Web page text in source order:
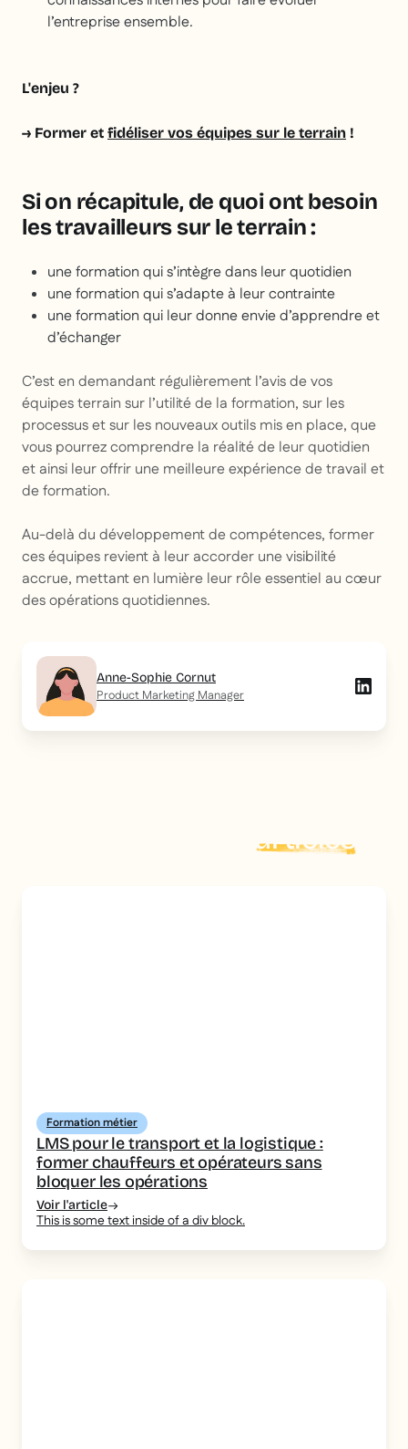
l’entreprise ensemble.
L'enjeu ?
→ Former et fidéliser vos équipes sur le terrain !
Si on récapitule, de quoi ont besoin
les travailleurs sur le terrain :
une formation qui s’intègre dans leur quotidien
une formation qui s’adapte à leur contrainte
une formation qui leur donne envie d’apprendre et
d’échanger
C’est en demandant régulièrement l’avis de vos
équipes terrain sur l’utilité de la formation, sur les
processus et sur les nouveaux outils mis en place, que
vous pourrez comprendre la réalité de leur quotidien
et ainsi leur offrir une meilleure expérience de travail et
de formation.
Au-delà du développement de compétences, former
ces équipes revient à leur accorder une visibilité
accrue, mettant en lumière leur rôle essentiel au cœur
des opérations quotidiennes.
Anne-Sophie Cornut
Product Marketing Manager
articles
Formation métier
LMS pour le transport et la logistique :
former chauffeurs et opérateurs sans
bloquer les opérations
Voir l'article
This is some text inside of a div block.